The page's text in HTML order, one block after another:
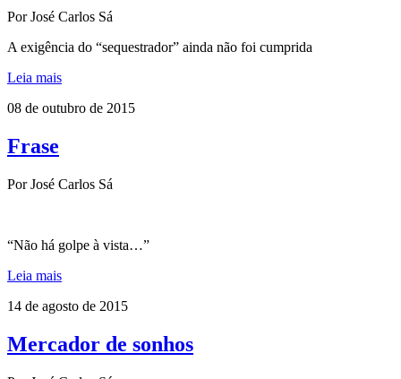
Por José Carlos Sá
A exigência do “sequestrador” ainda não foi cumprida
Leia mais
08 de outubro de 2015
Frase
Por José Carlos Sá
“Não há golpe à vista…”
Leia mais
14 de agosto de 2015
Mercador de sonhos